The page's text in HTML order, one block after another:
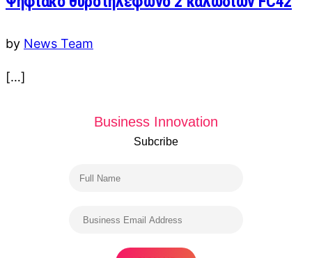
by News Team
[…]
Business Innovation
Subcribe